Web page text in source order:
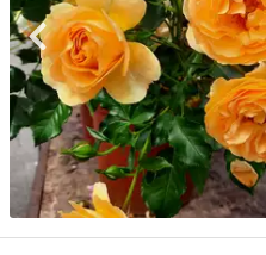
Zum vorigen Bild